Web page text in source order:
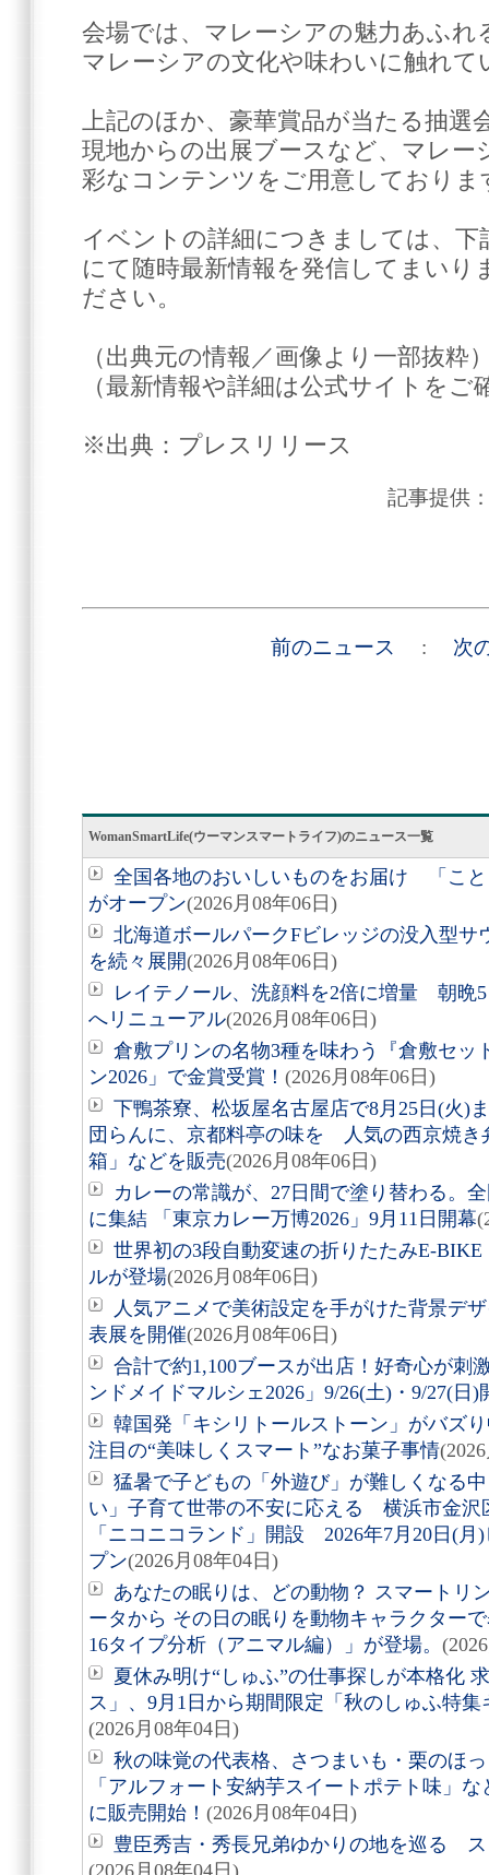
会場では、マレーシアの魅力あふれ
マレーシアの文化や味わいに触れて
上記のほか、豪華賞品が当たる抽選
現地からの出展ブースなど、マレー
彩なコンテンツをご用意しておりま
イベントの詳細につきましては、下
にて随時最新情報を発信してまいり
ださい。
（出典元の情報／画像より一部抜粋
（最新情報や詳細は公式サイトをご
※出典：プレスリリース
記事提供
前のニュース : 次
WomanSmartLife(ウーマンスマートライフ)のニュース一覧
全国各地のおいしいものをお届け 「こ
がオープン(2026月08年06日)
北海道ボールパークFビレッジの没入型サ
を続々展開(2026月08年06日)
レイテノール、洗顔料を2倍に増量 朝晩
へリニューアル(2026月08年06日)
倉敷プリンの名物3種を味わう『倉敷セッ
ン2026」で金賞受賞！ (2026月08年06日)
下鴨茶寮、松坂屋名古屋店で8月25日(火)
団らんに、京都料亭の味を 人気の西京焼き
箱」などを販売(2026月08年06日)
カレーの常識が、27日間で塗り替わる。
に集結 「東京カレー万博2026」9月11日開幕
世界初の3段自動変速の折りたたみE-
ルが登場(2026月08年06日)
人気アニメで美術設定を手がけた背景デ
表展を開催(2026月08年06日)
合計で約1,100ブースが出店！好奇心が
ンドメイドマルシェ2026」9/26(土)・9/27(日)
韓国発「キシリトールストーン」がバズ
注目の“美味しくスマート”なお菓子事情
猛暑で子どもの「外遊び」が難しくなる
い」子育て世帯の不安に応える 横浜市金沢
「ニコニコランド」開設 2026年7月20日(
プン(2026月08年04日)
あなたの眠りは、どの動物？ スマートリ
ータから その日の眠りを動物キャラクター
16タイプ分析（アニマル編）」が登場。
夏休み明け“しゅふ”の仕事探しが本格化
ス」、9月1日から期間限定「秋のしゅふ特
(2026月08年04日)
秋の味覚の代表格、さつまいも・栗のほ
「アルフォート安納芋スイートポテト味」
に販売開始！ (2026月08年04日)
豊臣秀吉・秀長兄弟ゆかりの地を巡る
(2026月08年04日)